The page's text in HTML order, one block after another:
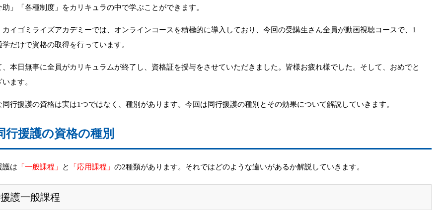
助」「各種制度」をカリキュラの中で学ぶことができます。
カイゴミライズアカデミーでは、 オンラインコースを積極的に導入しており、今回の受講生さん全員が動画視聴コースで、 1
学だけで資格の取得を行っています。
、本日無事に全員がカリキュラムが終了し、 資格証を授与をさせていただきました。皆様お疲れ様でした。 そして、おめでと
ます。
同行援護の資格は実は1つではなく、種別があります。今回は同行援護の種別とその効果について解説していきます。
行援護の資格の種別
護は 「一般課程」 と 「応用課程」の2種類があります。 それではどのような違いがあるか解説していきます。
護一般課程